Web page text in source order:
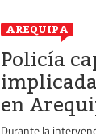
AREQUIPA
Policía
en
Durante la